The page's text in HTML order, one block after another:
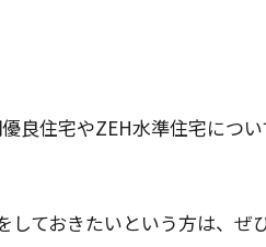
良住宅やZEH水準住宅につ
ておきたいという方は、ぜ